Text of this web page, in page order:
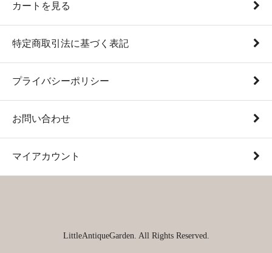
カートを見る
特定商取引法に基づく表記
プライバシーポリシー
お問い合わせ
マイアカウント
LittleAntiqueGarden. All Rights Reserved.